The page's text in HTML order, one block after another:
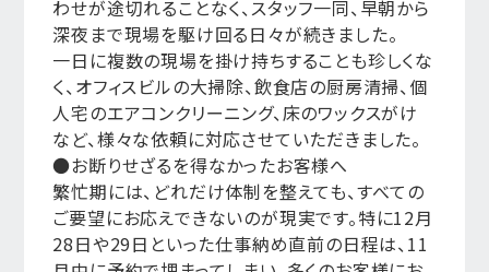
わせが途切れることなく、スタッフ一同、早朝から
深夜まで現場を駆け回る日々が続きました。
一日に複数の現場を掛け持ちすることも珍しくな
く、オフィスビルの大掃除、飲食店の厨房清掃、個
人宅のエアコンクリーニング、床のワックスがけ
など、様々な依頼に対応させていただきました。
●お断りせざるを得なかったお客様へ
繁忙期には、どれだけ体制を整えても、すべての
ご要望にお応えできないのが現実です。特に12月
28日や29日といった仕事納め直前の日程は、11